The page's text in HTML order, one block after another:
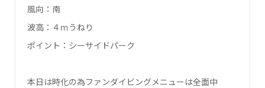
風向：南
波高：４ｍうねり
ポイント：シーサイドパーク
本日は時化の為ファンダイビングメニューは全面中